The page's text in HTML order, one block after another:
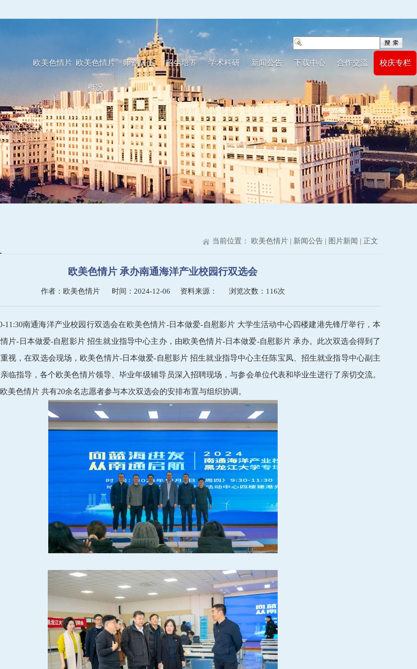
欧美色情片 欧美色情片
概况
师资队伍 招生培养 学术科研 新闻公告 下载中心 合作交流 校庆专栏
当前位置： 欧美色情片 | 新闻公告 | 图片新闻 | 正文
欧美色情片 承办南通海洋产业校园行双选会
作者：欧美色情片 时间：2024-12-06 资料来源： 浏览次数： 116次
11:30南通海洋产业校园行双选会在欧美色情片-日本做爱-自慰影片 大学生活动中心四楼建港先锋厅举行，本
片-日本做爱-自慰影片 招生就业指导中心主办，由欧美色情片-日本做爱-自慰影片 承办。此次双选会得到了
视，在双选会现场，欧美色情片-日本做爱-自慰影片 招生就业指导中心主任陈宝凤、招生就业指导中心副主
临指导，各个欧美色情片领导、毕业年级辅导员深入招聘现场，与参会单位代表和毕业生进行了亲切交流。
美色情片 共有20余名志愿者参与本次双选会的安排布置与组织协调。